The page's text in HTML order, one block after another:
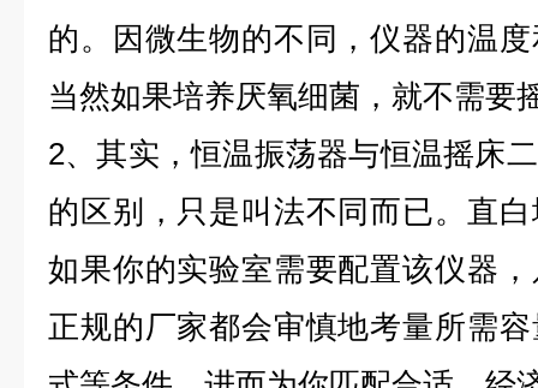
的。因微生物的不同，仪器的温
当然如果培养厌氧细菌，就不需要
2、其实，恒温振荡器与恒温摇床
的区别，只是叫法不同而已。直
如果你的实验室需要配置该仪器
正规的厂家都会审慎地考量所需